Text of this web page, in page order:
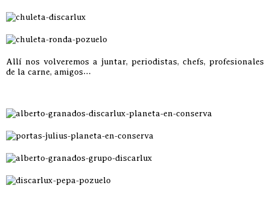
Allí nos volveremos a juntar, periodistas, chefs, profesionales
de la carne, amigos…